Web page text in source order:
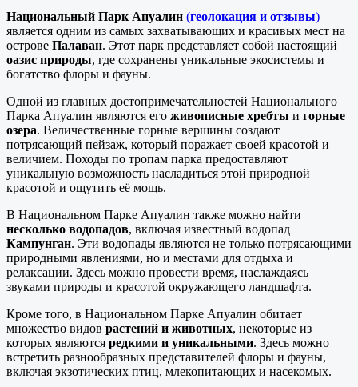
Национальный Парк Апуалин (геолокация и отзывы)
является одним из самых захватывающих и красивых мест на
острове Палаван. Этот парк представляет собой настоящий
оазис природы, где сохранены уникальные экосистемы и
богатство флоры и фауны.
Одной из главных достопримечательностей Национального
Парка Апуалин являются его живописные хребты и горные
озера. Величественные горные вершины создают
потрясающий пейзаж, который поражает своей красотой и
величием. Походы по тропам парка предоставляют
уникальную возможность насладиться этой природной
красотой и ощутить её мощь.
В Национальном Парке Апуалин также можно найти
несколько водопадов, включая известный водопад
Кампунган. Эти водопады являются не только потрясающими
природными явлениями, но и местами для отдыха и
релаксации. Здесь можно провести время, наслаждаясь
звуками природы и красотой окружающего ландшафта.
Кроме того, в Национальном Парке Апуалин обитает
множество видов растений и животных, некоторые из
которых являются редкими и уникальными. Здесь можно
встретить разнообразных представителей флоры и фауны,
включая экзотических птиц, млекопитающих и насекомых.